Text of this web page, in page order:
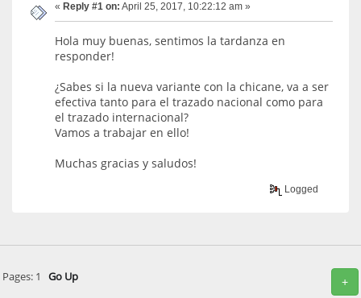
« Reply #1 on: April 25, 2017, 10:22:12 am »
Hola muy buenas, sentimos la tardanza en
responder!
¿Sabes si la nueva variante con la chicane, va a ser
efectiva tanto para el trazado nacional como para
el trazado internacional?
Vamos a trabajar en ello!
Muchas gracias y saludos!
Logged
+
Pages: 1 Go Up